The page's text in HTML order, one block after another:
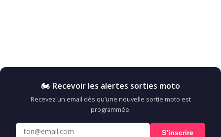
🏍️ Recevoir les alertes sorties moto
Recevez un email dès qu’une nouvelle sortie moto est
programmée.
S’inscrire